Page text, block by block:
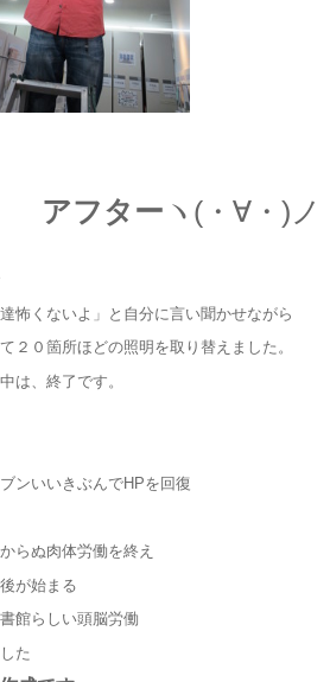
ター ヽ(・∀・)ノ
達怖くないよ」と自分に言い聞かせながら
２０箇所ほどの照明を取り替えました。
は、終了です。
ンいいきぶんでHPを回復
らぬ肉体労働を終え
が始まる
館らしい頭脳労働
た